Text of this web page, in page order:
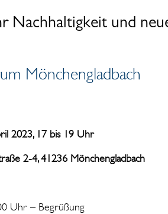
Nachhaltigkeit und
Mönchengladbach
2023, 17 bis 19 Uhr
2-4, 41236 Mönchengladbach
Uhr – Begrüßung